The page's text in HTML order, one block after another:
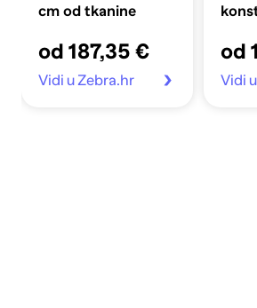
cm od tkanine
od 187,35 €
Vidi u Zebra.hr
od
Vidi